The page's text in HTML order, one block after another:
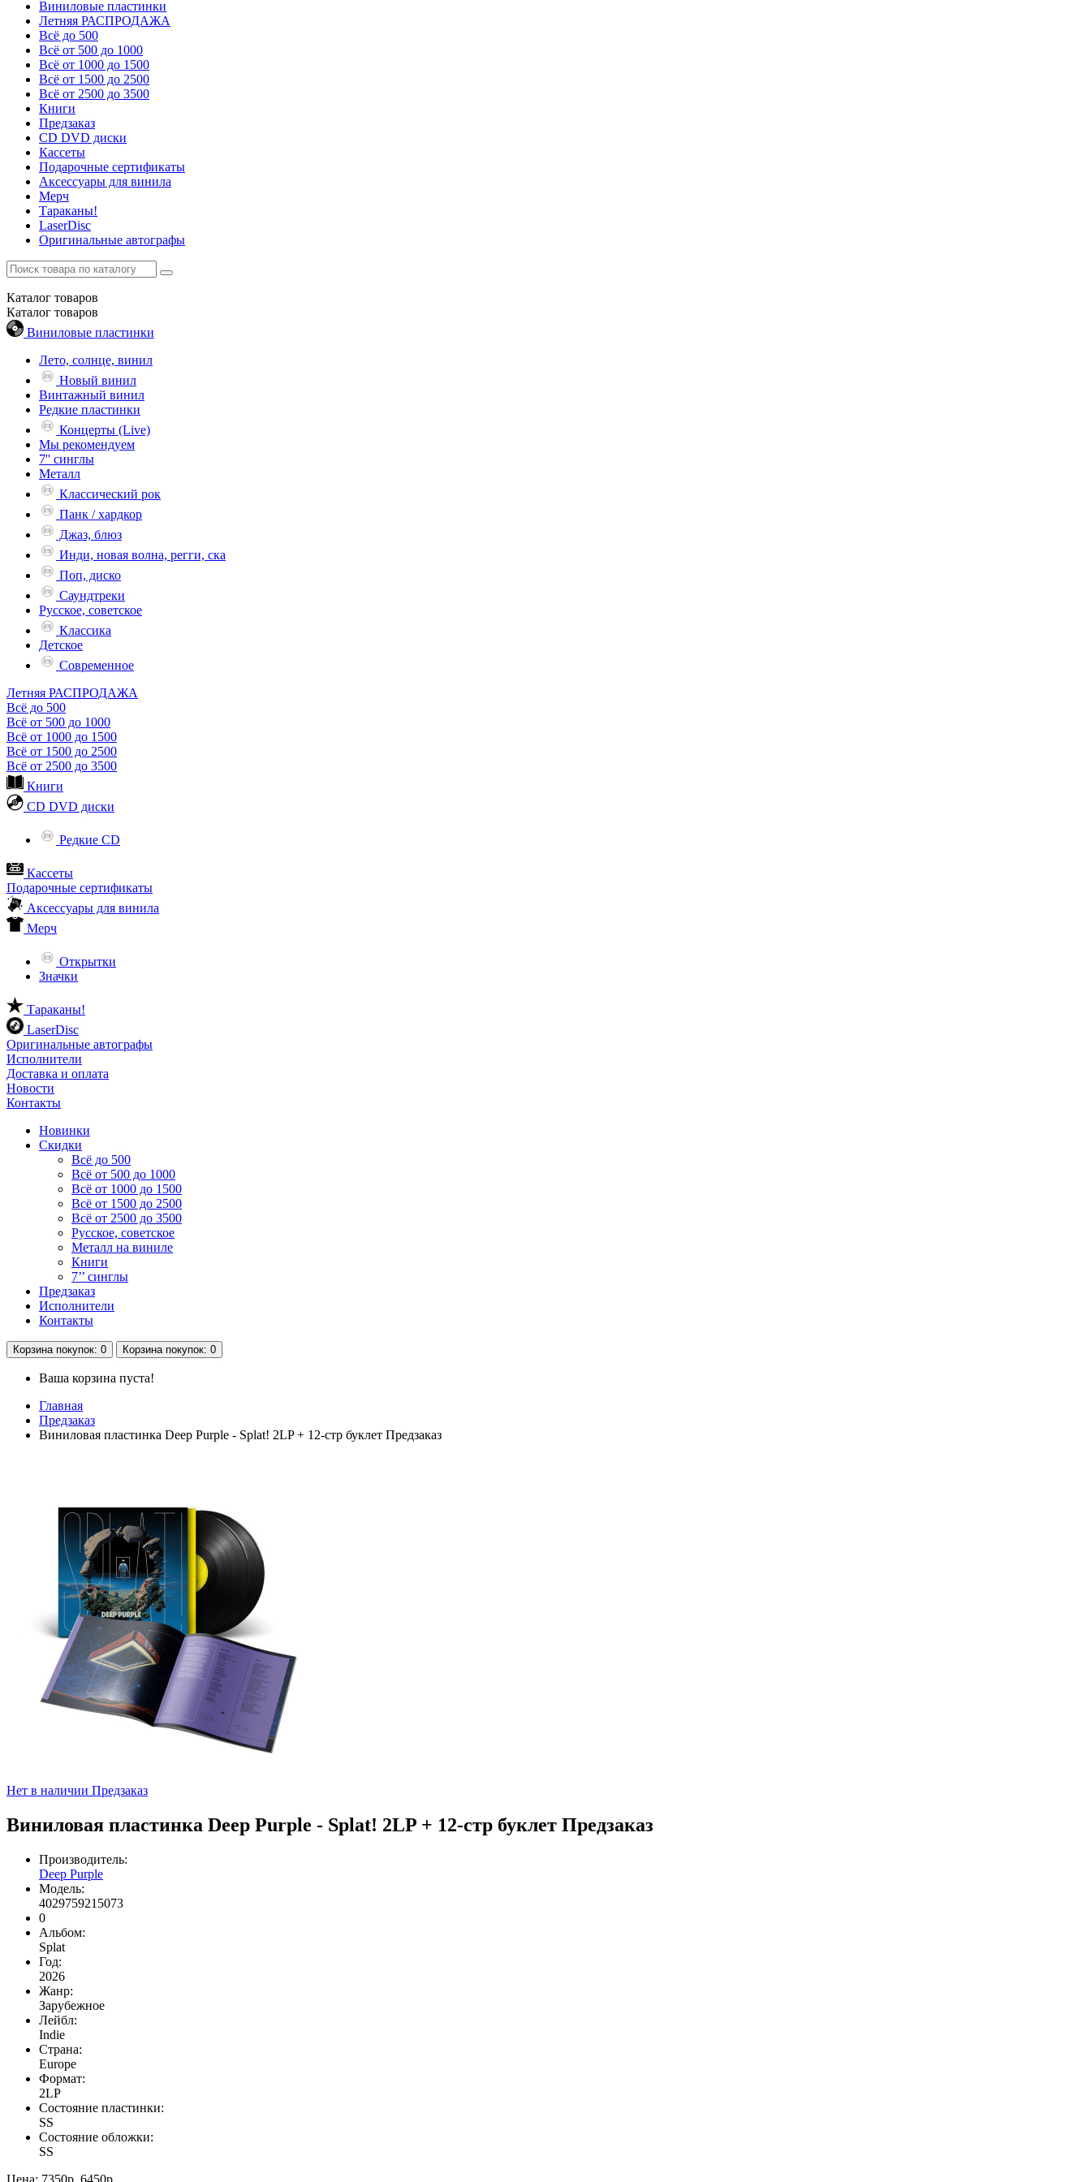
Виниловые пластинки
Летняя РАСПРОДАЖА
Всё до 500
Всё от 500 до 1000
Всё от 1000 до 1500
Всё от 1500 до 2500
Всё от 2500 до 3500
Книги
Предзаказ
CD DVD диски
Кассеты
Подарочные сертификаты
Аксессуары для винила
Мерч
Тараканы!
LaserDisc
Оригинальные автографы
Каталог товаров
Каталог товаров
Виниловые пластинки
Лето, солнце, винил
Новый винил
Винтажный винил
Редкие пластинки
Концерты (Live)
Мы рекомендуем
7'' синглы
Металл
Классический рок
Панк / хардкор
Джаз, блюз
Инди, новая волна, регги, ска
Поп, диско
Саундтреки
Русское, советское
Классика
Детское
Современное
Летняя РАСПРОДАЖА
Всё до 500
Всё от 500 до 1000
Всё от 1000 до 1500
Всё от 1500 до 2500
Всё от 2500 до 3500
Книги
CD DVD диски
Редкие CD
Кассеты
Подарочные сертификаты
Аксессуары для винила
Мерч
Открытки
Значки
Тараканы!
LaserDisc
Оригинальные автографы
Исполнители
Доставка и оплата
Новости
Контакты
Новинки
Скидки
Всё до 500
Всё от 500 до 1000
Всё от 1000 до 1500
Всё от 1500 до 2500
Всё от 2500 до 3500
Русское, советское
Металл на виниле
Книги
7’’ синглы
Предзаказ
Исполнители
Контакты
Корзина покупок: 0 Корзина покупок: 0
Ваша корзина пуста!
Главная
Предзаказ
Виниловая пластинка Deep Purple - Splat! 2LP + 12-стр буклет Предзаказ
Нет в наличии Предзаказ
Виниловая пластинка Deep Purple - Splat! 2LP + 12-стр буклет Предзаказ
Производитель:
Deep Purple
Модель:
4029759215073
0
Альбом:
Splat
Год:
2026
Жанр:
Зарубежное
Лейбл:
Indie
Страна:
Europe
Формат:
2LP
Состояние пластинки:
SS
Состояние обложки:
SS
Цена: 7350р. 6450р.